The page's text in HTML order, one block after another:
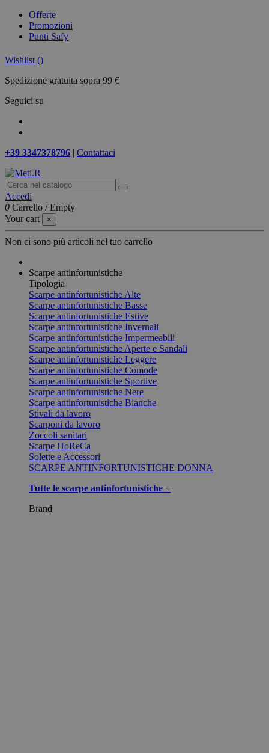
Offerte
Promozioni
Punti Safy
Wishlist ()
Spedizione gratuita sopra 99 €
Seguici su
+39 3347378796 | Contattaci
Accedi
0 Carrello /Empty
Your cart
×
Non ci sono più articoli nel tuo carrello
Scarpe antinfortunistiche
Tipologia
Scarpe antinfortunistiche Alte
Scarpe antinfortunistiche Basse
Scarpe antinfortunistiche Estive
Scarpe antinfortunistiche Invernali
Scarpe antinfortunistiche Impermeabili
Scarpe antinfortunistiche Aperte e Sandali
Scarpe antinfortunistiche Leggere
Scarpe antinfortunistiche Comode
Scarpe antinfortunistiche Sportive
Scarpe antinfortunistiche Nere
Scarpe antinfortunistiche Bianche
Stivali da lavoro
Scarponi da lavoro
Zoccoli sanitari
Scarpe HoReCa
Solette e Accessori
SCARPE ANTINFORTUNISTICHE DONNA
Tutte le scarpe antinfortunistiche +
Brand